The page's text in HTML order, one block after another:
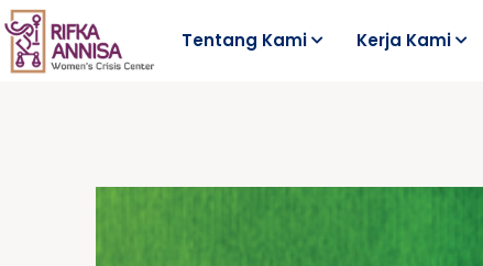
Tentang Kami Kerja Kami